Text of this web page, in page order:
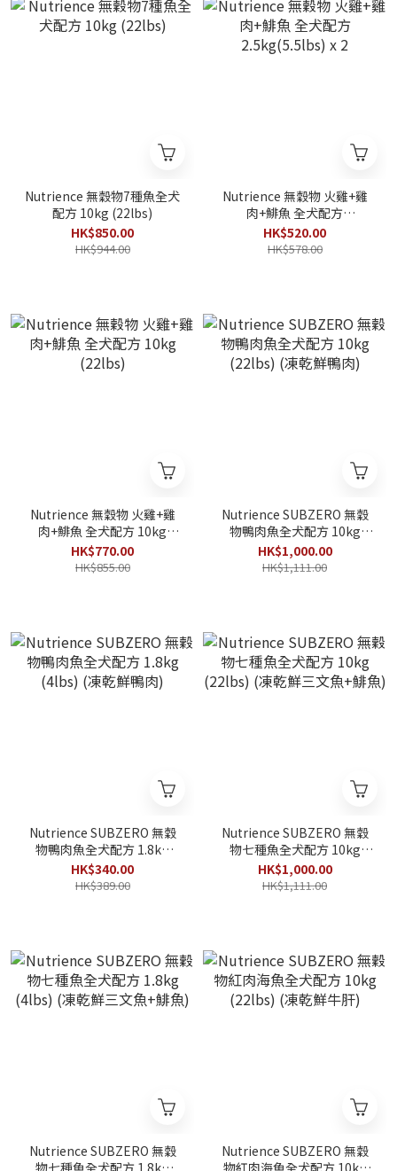
Nutrience 無穀物7種魚全犬
配方 10kg (22lbs)
HK$850.00
HK$944.00
Nutrience 無穀物 火雞+雞
肉+鯡魚 全犬配方
2.5kg(5.5lbs) x 2
HK$520.00
HK$578.00
Nutrience 無穀物 火雞+雞
肉+鯡魚 全犬配方 10kg
(22lbs)
HK$770.00
HK$855.00
Nutrience SUBZERO 無穀
物鴨肉魚全犬配方 10kg
(22lbs) (凍乾鮮鴨肉)
HK$1,000.00
HK$1,111.00
Nutrience SUBZERO 無穀
物鴨肉魚全犬配方 1.8kg
(4lbs) (凍乾鮮鴨肉)
HK$340.00
HK$389.00
Nutrience SUBZERO 無穀
物七種魚全犬配方 10kg
(22lbs) (凍乾鮮三文魚+鯡
魚)
HK$1,000.00
HK$1,111.00
Nutrience SUBZERO 無穀
物七種魚全犬配方 1.8kg
Nutrience SUBZERO 無穀
物紅肉海魚全犬配方 10kg